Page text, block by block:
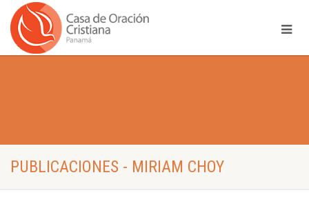
PUBLICACIONES - MIRIAM CHOY